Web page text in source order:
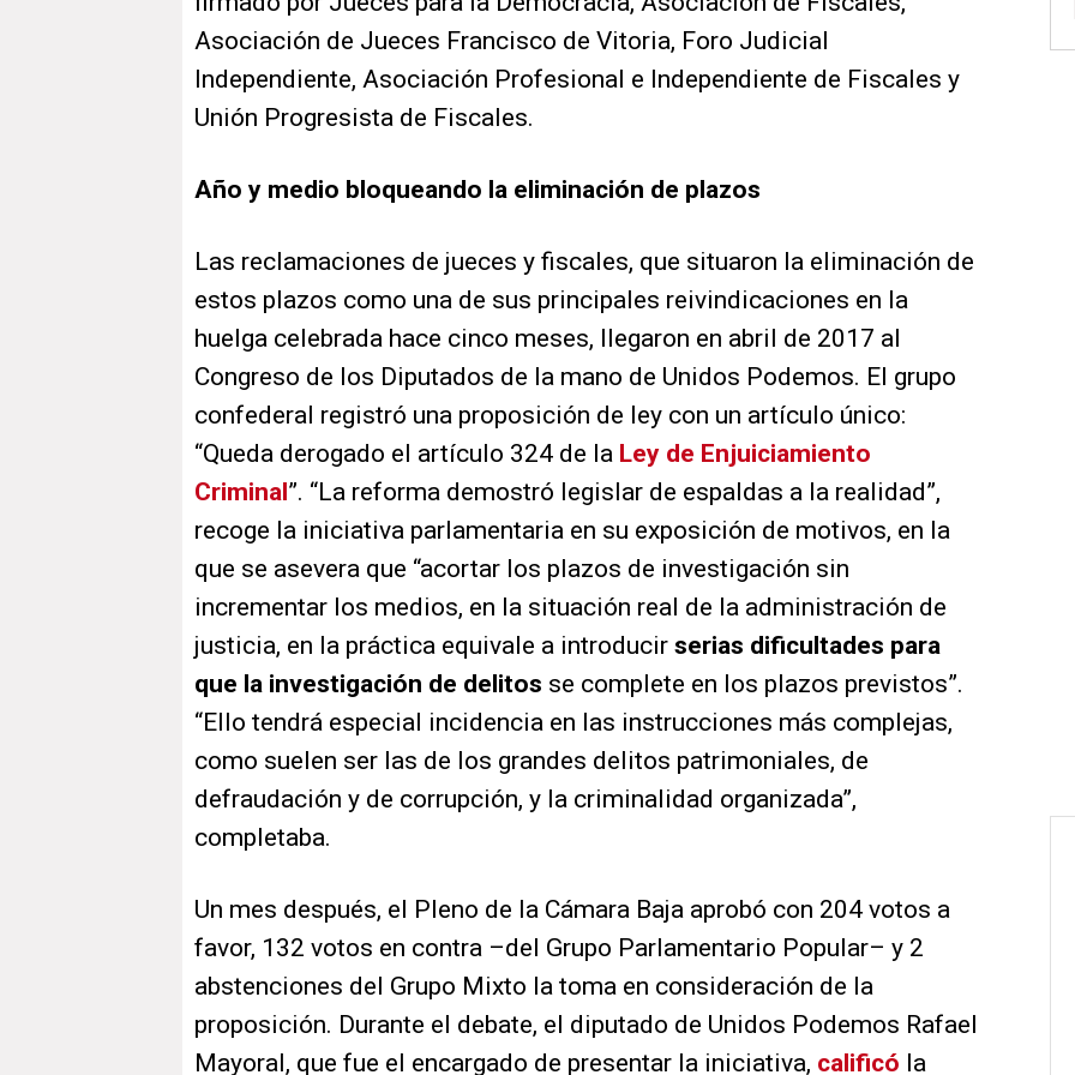
Asociación de Jueces Francisco de Vitoria, Foro Judicial
Independiente, Asociación Profesional e Independiente de Fiscales y
Unión Progresista de Fiscales.
Año y medio bloqueando la eliminación de plazos
Las reclamaciones de jueces y fiscales, que situaron la eliminación de
estos plazos como una de sus principales reivindicaciones en la
huelga celebrada hace cinco meses, llegaron en abril de 2017 al
Congreso de los Diputados de la mano de Unidos Podemos. El grupo
confederal registró una proposición de ley con un artículo único:
“Queda derogado el artículo 324 de la Ley de Enjuiciamiento
Criminal ”. “La reforma demostró legislar de espaldas a la realidad”,
recoge la iniciativa parlamentaria en su exposición de motivos, en la
que se asevera que “acortar los plazos de investigación sin
incrementar los medios, en la situación real de la administración de
justicia, en la práctica equivale a introducir serias dificultades para
que la investigación de delitos se complete en los plazos previstos”.
“Ello tendrá especial incidencia en las instrucciones más complejas,
como suelen ser las de los grandes delitos patrimoniales, de
defraudación y de corrupción, y la criminalidad organizada”,
completaba.
Un mes después, el Pleno de la Cámara Baja aprobó con 204 votos a
favor, 132 votos en contra –del Grupo Parlamentario Popular– y 2
abstenciones del Grupo Mixto la toma en consideración de la
proposición. Durante el debate, el diputado de Unidos Podemos Rafael
Mayoral, que fue el encargado de presentar la iniciativa, calificó la